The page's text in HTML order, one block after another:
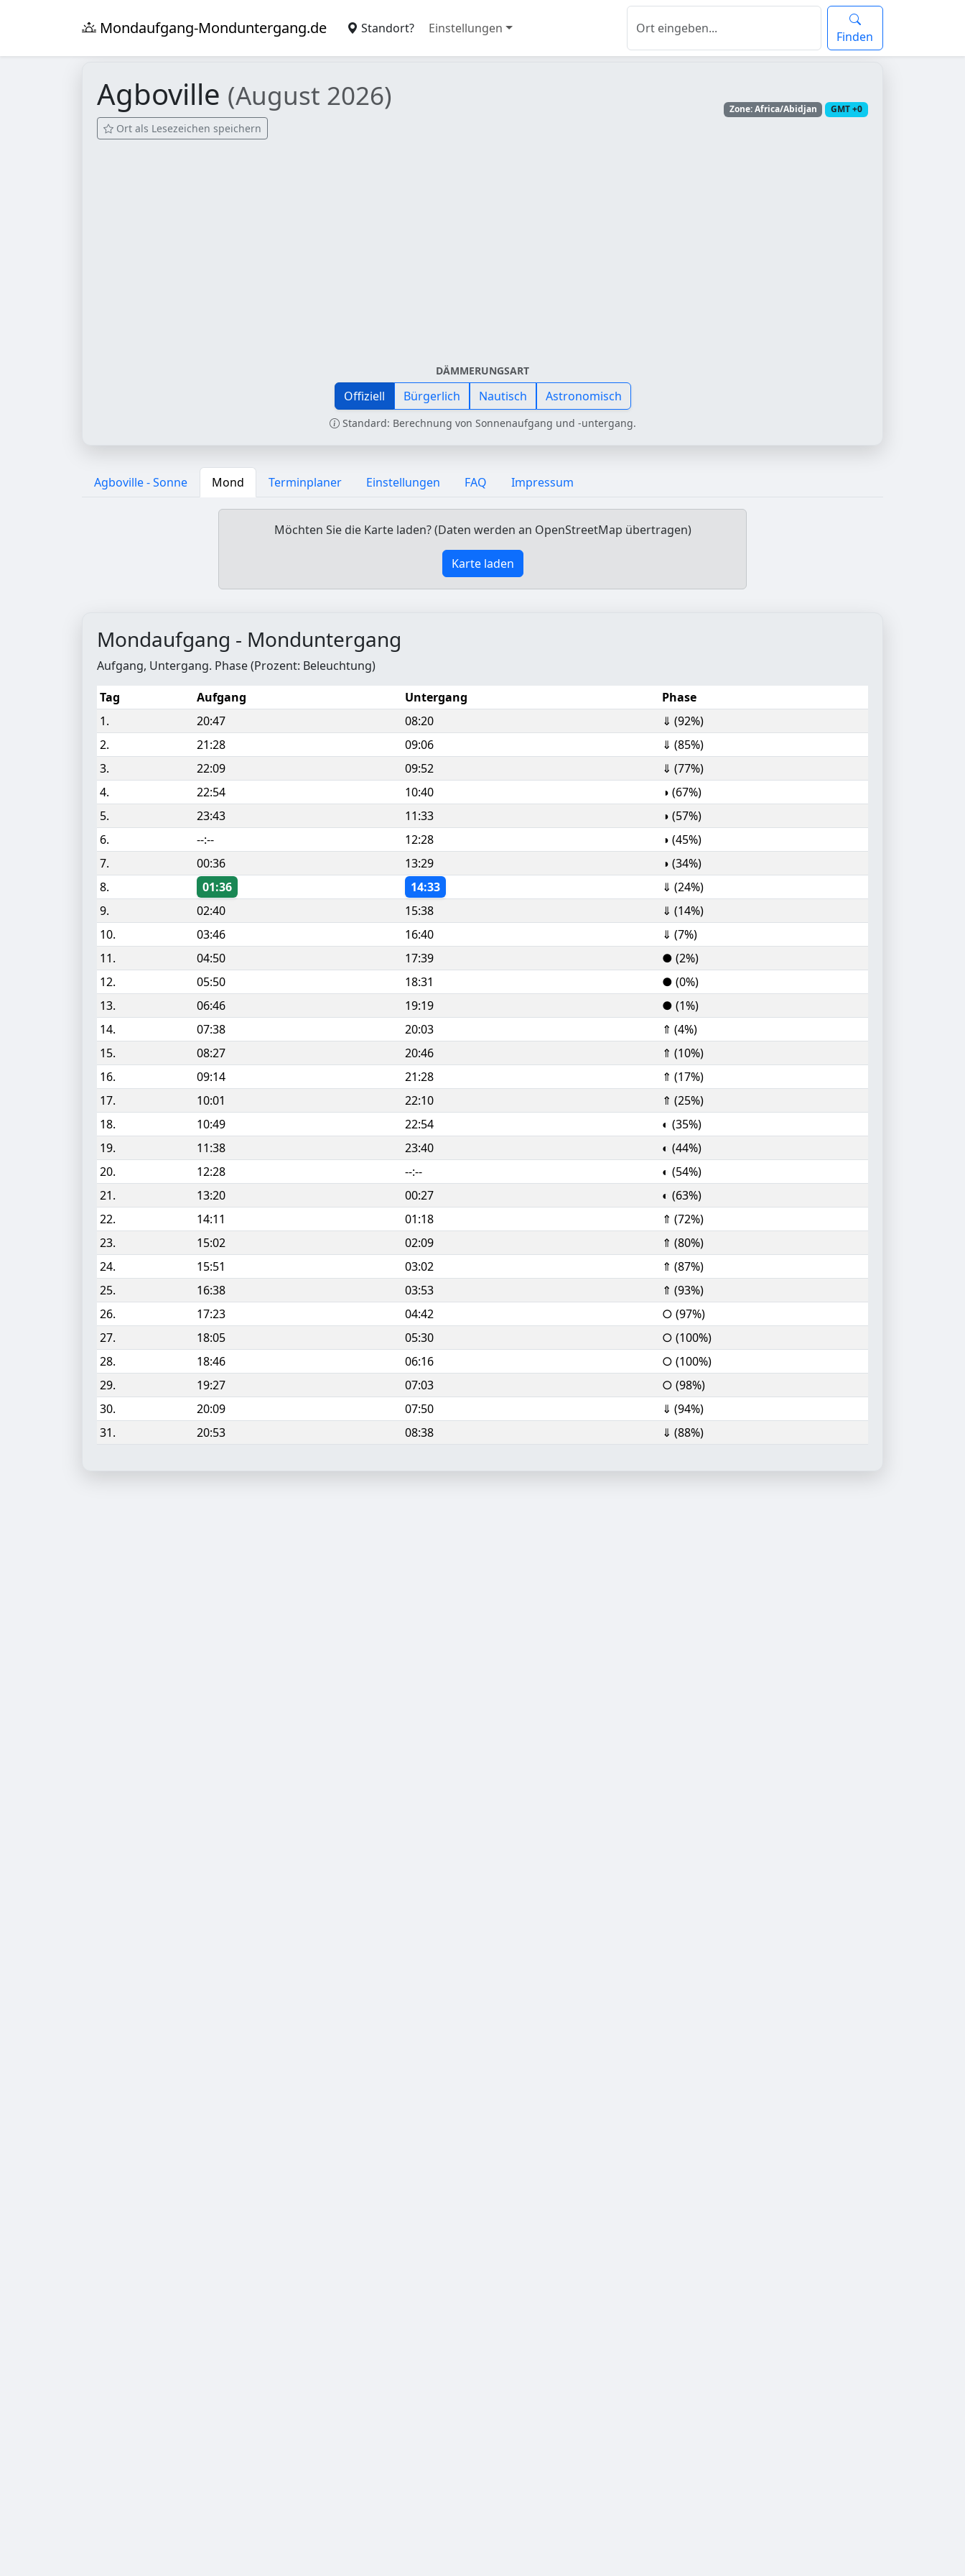
Mondaufgang-Monduntergang.de Standort? Einstellungen
Finden
Agboville (August 2026)
Ort als Lesezeichen speichern
Zone: Africa/Abidjan GMT +0
DÄMMERUNGSART
Offiziell Bürgerlich Nautisch Astronomisch
Standard: Berechnung von Sonnenaufgang und -untergang.
Agboville - Sonne Mond Terminplaner Einstellungen FAQ Impressum
Möchten Sie die Karte laden? (Daten werden an OpenStreetMap übertragen)
Karte laden
Mondaufgang - Monduntergang
Aufgang, Untergang. Phase (Prozent: Beleuchtung)
Tag
Aufgang Untergang
Phase
1.
20:47 08:20
⇓ (92%)
2.
21:28 09:06
⇓ (85%)
3.
22:09 09:52
⇓ (77%)
4.
22:54 10:40
◑ (67%)
5.
23:43 11:33
◑ (57%)
6.
--:-- 12:28
◑ (45%)
7.
00:36 13:29
◑ (34%)
8.
01:36 14:33
⇓ (24%)
9.
02:40 15:38
⇓ (14%)
10.
03:46 16:40
⇓ (7%)
11.
04:50 17:39
● (2%)
12.
05:50 18:31
● (0%)
13.
06:46 19:19
● (1%)
14.
07:38 20:03
⇑ (4%)
15.
08:27 20:46
⇑ (10%)
16.
09:14 21:28
⇑ (17%)
17.
10:01 22:10
⇑ (25%)
18.
10:49 22:54
◐ (35%)
19.
11:38 23:40
◐ (44%)
20.
12:28 --:--
◐ (54%)
21.
13:20 00:27
◐ (63%)
22.
14:11 01:18
⇑ (72%)
23.
15:02 02:09
⇑ (80%)
24.
15:51 03:02
⇑ (87%)
25.
16:38 03:53
⇑ (93%)
26.
17:23 04:42
○ (97%)
27.
18:05 05:30
○ (100%)
28.
18:46 06:16
○ (100%)
29.
19:27 07:03
○ (98%)
30.
20:09 07:50
⇓ (94%)
31.
20:53 08:38 ⇓ (88%)